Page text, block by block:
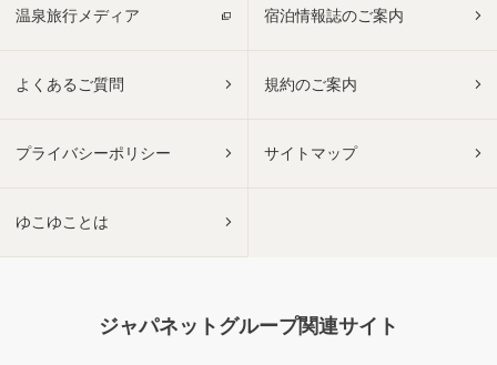
温泉旅行メディア 宿泊情報誌のご案内
よくあるご質問 規約のご案内
プライバシーポリシー サイトマップ
ゆこゆことは
ジャパネットグループ関連サイト